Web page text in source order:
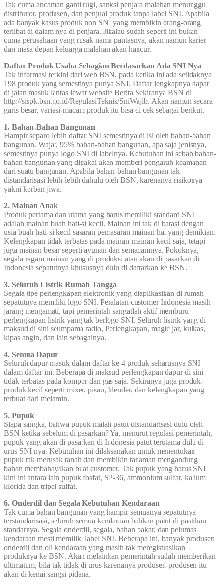
Tak cuma ancaman ganti rugi, sanksi penjara malahan menunggu
distributor, produsen, dan penjual produk tanpa label SNI. Apabila
ada banyak kasus produk non SNI yang membikin orang-orang
terlibat di dalam nya di penjara. Jikalau sudah seperti ini bukan
cuma perusahaan yang rusak nama pantasnya, akan namun karier
dan masa depan keluarga malahan akan hancur.
Daftar Produk Usaha Sebagian Berdasarkan Ada SNI Nya
Tak informasi terkini dari web BSN, pada ketika ini ada setidaknya
198 produk yang semestinya punya SNI. Daftar lengkapnya dapat
di jalan masuk lantas lewat website Berita Sekiranya BSN di
http://sispk.bsn.go.id/RegulasiTeknis/SniWajib. Akan namun secara
garis besar, variasi-macam produk itu bisa di cek sebagai berikut.
1. Bahan-Bahan Bangunan
Hampir separo lebih daftar SNI semestinya di isi oleh bahan-bahan
bangunan. Wajar, 95% bahan-bahan bangunan, apa saja jenisnya,
semestinya punya logo SNI di labelnya. Kebutuhan ini sebab bahan-
bahan bangunan yang dipakai akan memberi pengaruh keamanan
dari suatu bangunan. Apabila bahan-bahan bangunan tak
distandarisasi lebih-lebih dahulu oleh BSN, karenanya risikonya
yakni korban jiwa.
2. Mainan Anak
Produk pertama dan utama yang harus memiliki standard SNI
adalah mainan buah hati-si kecil. Mainan ini tak di batasi dengan
usia buah hati-si kecil sasaran pemasaran mainan hal yang demikian.
Kelengkapan tidak terbatas pada mainan-mainan kecil saja, tetapi
juga mainan besar seperti ayunan dan semacamnya. Pokoknya,
segala ragam mainan yang di produksi atau akan di pasarkan di
Indonesia sepatutnya khususnya dulu di daftarkan ke BSN.
3. Seluruh Listrik Rumah Tangga
Segala tipe perlengkapan elektronik yang diaplikasikan di rumah
sepatutnya memiliki logo SNI. Peralatan customer Indonesia masih
jarang mengamati, tapi pemerintah sangatlah aktif memburu
perlengkapan listrik yang tak berlogo SNI. Seluruh listrik yang di
maksud di sini seumpama radio, Perlengkapan, magic jar, kulkas,
kipas angin, dan lain sebagainya.
4. Semua Dapur
Seluruh dapur masuk dalam daftar ke 4 produk seharusnya SNI
dalam daftar ini. Beberapa di maksud perlengkapan dapur di sini
tidak terbatas pada kompor dan gas saja. Sekiranya juga produk-
produk kecil seperti mixer, pisau, blender, dan kelengkapan yang
terbuat dari melamin.
5. Pupuk
Siapa sangka, bahwa pupuk malah patut distandarisasi dulu oleh
BSN ketika sebelum di pasarkan? Ya, menurut regulasi pemerintah,
pupuk yang akan di pasarkan di Indonesia patut terutama dulu di
urus SNI nya. Kebutuhan ini dilaksanakan untuk menentukan
pupuk tak merusak tanah dan membikin tanaman mengandung
bahan membahayakan buat customer. Tak pupuk yang harus SNI
kini ini antara lain pupuk fosfat, SP-36, ammonium sulfat, kalium
klorida dan tripel sulfat.
6. Onderdil dan Segala Kebutuhan Kendaraan
Tak cuma bahan bangunan yang hampir semuanya sepatutnya
terstandarisasi, seluruh semua kendaraan bahkan patut di pastikan
standarnya. Segala onderdil, segala, bahan bakar, dan pelumas
kendaraan mesti memiliki label SNI. Beberapa ini, banyak produsen
onderdil dan oli kendaraan yang masih tak meregistrasikan
produknya ke BSN. Akan melainkan pemerintah sudah memberikan
ultimatum, bila tak tidak di urus karenanya produsen-produsen itu
akan di kenai sangsi pidana.